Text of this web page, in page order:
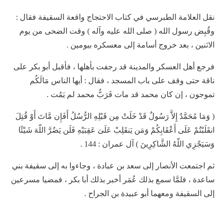
نقل العلامة الطبرسي في كتاب الاحتجاج واقعة السقيفة فقال :
وقُبِض رسول الله ( صلى الله عليه وآله ) وقت الضحى من يوم
الاثنين ، بعد خروج أسامة إلى معسكره بيومين .
فرجع أهل العسكر والمدينة قد رجفت بأهلها ، فأقبل أبو بكر على
ناقة حتى وقف على باب المسجد ، فقال : أيها الناس مَالَكُم
تموجون ، إن كان محمد قد مات فَرَبُّ محمد لم يَمُت .
( وَمَا مُحَمَّدٌ إِلاَّ رَسُولٌ قَدْ خَلَتْ مِن قَبْلِهِ الرُّسُلُ أَفَإِن مَّاتَ أَوْ قُتِلَ
انقَلَبْتُمْ عَلَى أَعْقَابِكُمْ وَمَن يَنقَلِبْ عَلَىَ عَقِبَيْهِ فَلَن يَضُرَّ اللّهَ شَيْئًا
وَسَيَجْزِي اللّهُ الشَّاكِرِينَ ) آل عمران : 144 .
ثم اجتمعت الأنصار إلى سعد بن عبادة ، وجاءوا به إلى سقيفة بني
ساعدة ، فلمَّا سمع بذلك عُمَر أخبر بذلك أبا بكر ، فمضيا مسرعين
إلى السقيفة ومعهما أبو عبيدة بن الجراح .